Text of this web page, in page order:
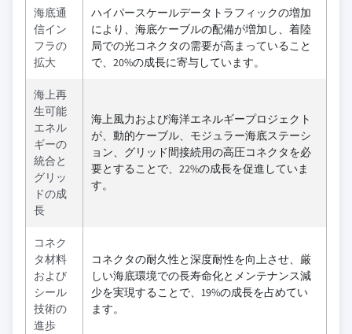
海底通
信イン
フラの
拡大
ハイパースケールデータトラフィックの増加
により、海底ケーブルの配備が増加し、着陸
局での光コネクタの需要が高まっていること
で、20%の成長に寄与しています。
海上再
生可能
エネル
ギーの
統合と
グリッ
ドの成
長
海上風力および海洋エネルギープロジェクト
が、動的ケーブル、モジュラー海底ステーシ
ョン、グリッド間接続用の高圧コネクタを必
要とすることで、22%の成長を促進していま
す。
コネク
タ材料
および
シール
技術の
進歩
コネクタの耐久性と深度耐性を向上させ、厳
しい海底環境での長寿命化とメンテナンス減
少を実現することで、19%の成長を占めてい
ます。